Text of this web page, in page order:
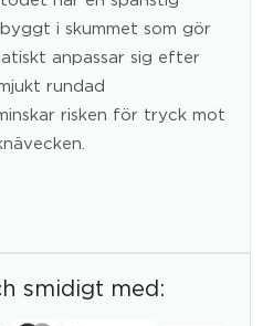
i skummet som gör
anpassar sig efter
rundad
risken för tryck mot
smidigt med: